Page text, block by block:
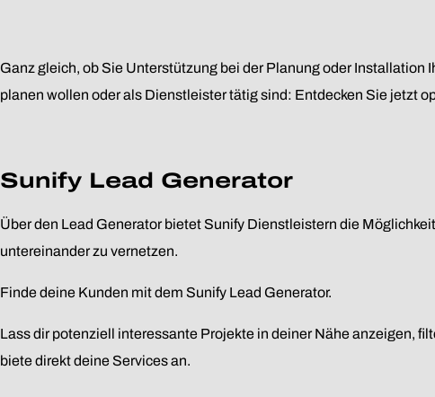
Ganz gleich, ob Sie Unterstützung bei der Planung oder
planen wollen oder als Dienstleister tätig sind: Entdecken Sie jetzt
Sunify Lead Generator
Über den Lead Generator bietet Sunify Dienstleistern die
untereinander zu vernetzen.
Finde deine Kunden mit dem Sunify Lead Generator.
Lass dir potenziell interessante Projekte in deiner Nähe anzeigen,
biete direkt deine Services an.